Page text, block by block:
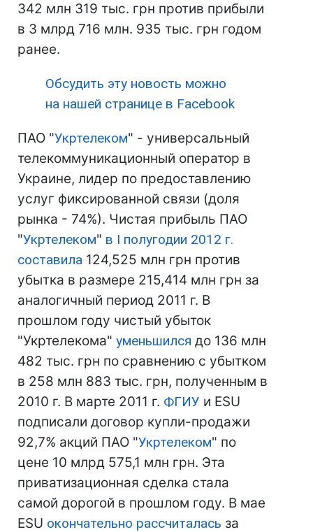
342 млн 319 тыс. грн против прибыли
в 3 млрд 716 млн. 935 тыс. грн годом
ранее.
Обсудить эту новость можно
на нашей странице в Facebook
ПАО "Укртелеком" - универсальный
телекоммуникационный оператор в
Украине, лидер по предоставлению
услуг фиксированной связи (доля
рынка - 74%). Чистая прибыль ПАО
"Укртелеком" в І полугодии 2012 г.
составила 124,525 млн грн против
убытка в размере 215,414 млн грн за
аналогичный период 2011 г. В
прошлом году чистый убыток
"Укртелекома" уменьшился до 136 млн
482 тыс. грн по сравнению с убытком
в 258 млн 883 тыс. грн, полученным в
2010 г. В марте 2011 г. ФГИУ и ESU
подписали договор купли-продажи
92,7% акций ПАО "Укртелеком" по
цене 10 млрд 575,1 млн грн. Эта
приватизационная сделка стала
самой дорогой в прошлом году. В мае
ESU окончательно рассчиталась за